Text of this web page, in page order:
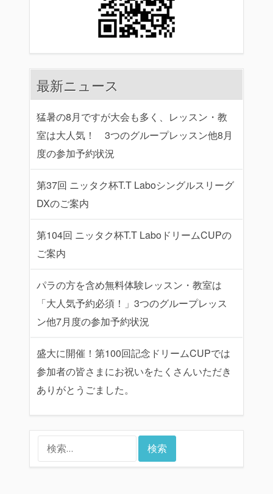
最新ニュース
猛暑の8月ですが大会も多く、レッスン・教
室は大人気！ 3つのグループレッスン他8月
度の参加予約状況
第37回 ニッタク杯T.T Laboシングルスリーグ
DXのご案内
第104回 ニッタク杯T.T LaboドリームCUPの
ご案内
パラの方を含め無料体験レッスン・教室は
「大人気予約必須！」3つのグループレッス
ン他7月度の参加予約状況
盛大に開催！第100回記念ドリームCUPでは
参加者の皆さまにお祝いをたくさんいただき
ありがとうごました。
索: